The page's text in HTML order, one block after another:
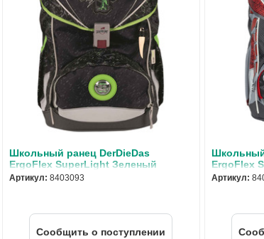
Школьный ранец DerDieDas
ErgoFlex SuperLight Зеленый
динозавр с наполнением 8403093
Артикул: 8403093
Cообщить о поступлении
Школьный
ErgoFlex
с
Артикул: